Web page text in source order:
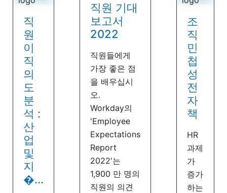
직
원
이
직
의
도
분
석 :
산
업
및
지
�...
직원 기대
보고서
2022
직원들에게
가장 좋은 점
을 배우십시
오.
Workday의
'Employee
Expectations
Report
2022'는
1,900 만 명의
직원의 의견
조
직
민
첩
성
전
자
책
HR
과제
가
증가
하는